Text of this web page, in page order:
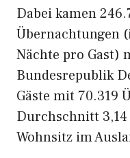
Dabei kamen
Übernachtungen
Nächte pro Gast)
Bundesrepublik
Gäste mit 70.319
Durchschnitt
Wohnsitz im